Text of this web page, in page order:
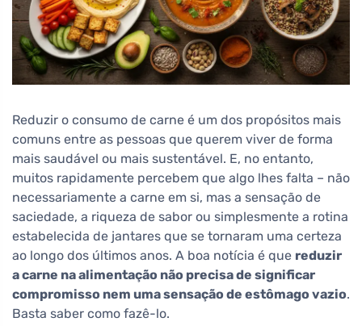
Reduzir o consumo de carne é um dos propósitos mais
comuns entre as pessoas que querem viver de forma
mais saudável ou mais sustentável. E, no entanto,
muitos rapidamente percebem que algo lhes falta – não
necessariamente a carne em si, mas a sensação de
saciedade, a riqueza de sabor ou simplesmente a rotina
estabelecida de jantares que se tornaram uma certeza
ao longo dos últimos anos. A boa notícia é que reduzir
a carne na alimentação não precisa de significar
compromisso nem uma sensação de estômago vazio.
Basta saber como fazê-lo.